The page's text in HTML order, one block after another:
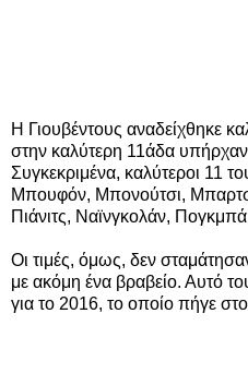
Η Γιουβέντους αναδείχθηκε
στην καλύτερη 11άδα
Συγκεκριμένα, καλύτεροι 11
Μπουφόν, Μπονούτσι,
Πιάνιτς, Ναϊνγκολάν,
Οι τιμές, όμως, δεν
με ακόμη ένα βραβείο. Αυτό
για το 2016, το οποίο πήγε